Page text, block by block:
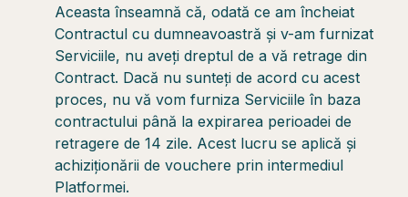
Aceasta înseamnă că, odată ce am încheiat
Contractul cu dumneavoastră și v-am furnizat
Serviciile, nu aveți dreptul de a vă retrage din
Contract. Dacă nu sunteți de acord cu acest
proces, nu vă vom furniza Serviciile în baza
contractului până la expirarea perioadei de
retragere de 14 zile. Acest lucru se aplică și
achiziționării de vouchere prin intermediul
Platformei.